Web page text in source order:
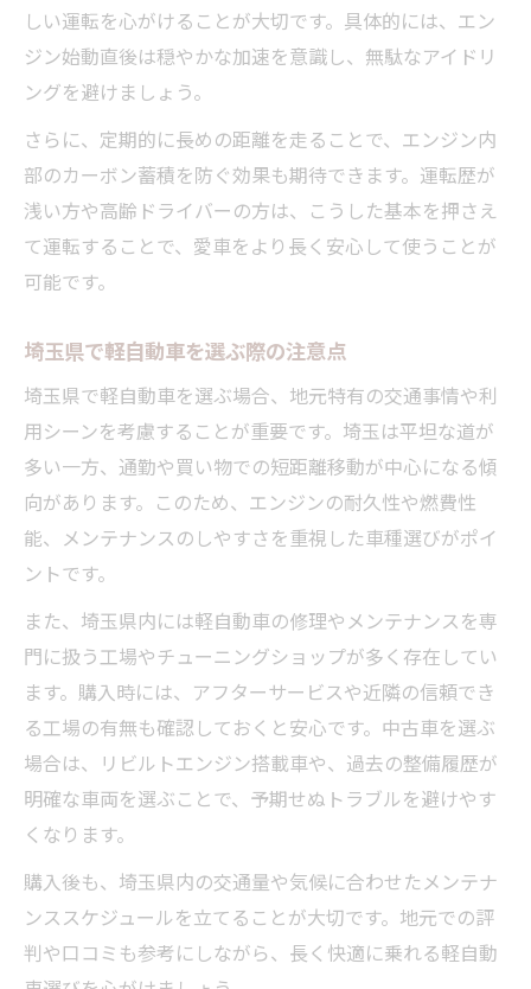
エンジン寿命を左右する使い方の違い
寿命を迎えた軽自動車の交換事例を紹介
しい運転を心がけることが大切です。具体的には、エン
ジン始動直後は穏やかな加速を意識し、無駄なアイドリ
ングを避けましょう。
さらに、定期的に長めの距離を走ることで、エンジン内
部のカーボン蓄積を防ぐ効果も期待できます。運転歴が
浅い方や高齢ドライバーの方は、こうした基本を押さえ
て運転することで、愛車をより長く安心して使うことが
可能です。
埼玉県で軽自動車を選ぶ際の注意点
埼玉県で軽自動車を選ぶ場合、地元特有の交通事情や利
用シーンを考慮することが重要です。埼玉は平坦な道が
多い一方、通勤や買い物での短距離移動が中心になる傾
向があります。このため、エンジンの耐久性や燃費性
能、メンテナンスのしやすさを重視した車種選びがポイ
ントです。
また、埼玉県内には軽自動車の修理やメンテナンスを専
門に扱う工場やチューニングショップが多く存在してい
ます。購入時には、アフターサービスや近隣の信頼でき
る工場の有無も確認しておくと安心です。中古車を選ぶ
場合は、リビルトエンジン搭載車や、過去の整備履歴が
明確な車両を選ぶことで、予期せぬトラブルを避けやす
くなります。
購入後も、埼玉県内の交通量や気候に合わせたメンテナ
ンススケジュールを立てることが大切です。地元での評
判や口コミも参考にしながら、長く快適に乗れる軽自動